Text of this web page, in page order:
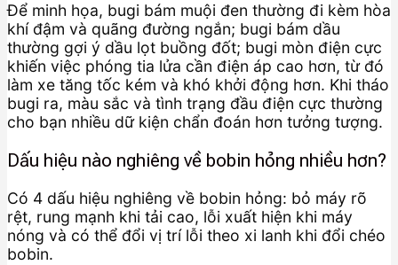
Để minh họa, bugi bám muội đen thường đi kèm hòa
khí đậm và quãng đường ngắn; bugi bám dầu
thường gợi ý dầu lọt buồng đốt; bugi mòn điện cực
khiến việc phóng tia lửa cần điện áp cao hơn, từ đó
làm xe tăng tốc kém và khó khởi động hơn. Khi tháo
bugi ra, màu sắc và tình trạng đầu điện cực thường
cho bạn nhiều dữ kiện chẩn đoán hơn tưởng tượng.
Dấu hiệu nào nghiêng về bobin hỏng nhiều hơn?
Có 4 dấu hiệu nghiêng về bobin hỏng: bỏ máy rõ
rệt, rung mạnh khi tải cao, lỗi xuất hiện khi máy
nóng và có thể đổi vị trí lỗi theo xi lanh khi đổi chéo
bobin.